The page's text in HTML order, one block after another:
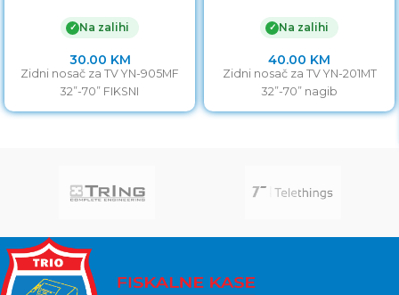
✓ Na zalihi
30.00 KM
Zidni nosač za TV YN-905MF
32”-70” FIKSNI
✓ Na zalihi
40.00 KM
Zidni nosač za TV YN-201MT
32”-70” nagib